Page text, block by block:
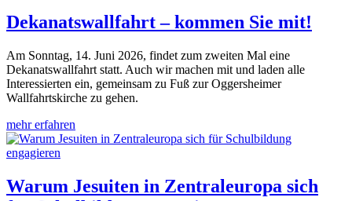
Dekanatswallfahrt – kommen Sie mit!
Am Sonntag, 14. Juni 2026, findet zum zweiten Mal eine
Dekanatswallfahrt statt. Auch wir machen mit und laden alle
Interessierten ein, gemeinsam zu Fuß zur Oggersheimer
Wallfahrtskirche zu gehen.
mehr erfahren
Warum Jesuiten in Zentraleuropa sich